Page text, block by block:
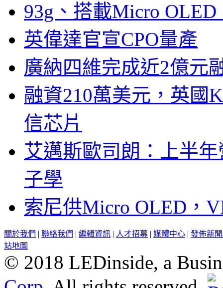
93g、搭載Micro
英偉達官宣CPO量產
廣納四維完成近2億元
融資210萬美元，英國
信芯片
艾邁斯歐司朗：上半
子學
索尼供Micro OLED，
關於我們 | 聯絡我們 | 編輯資訊 | 人才招募 | 媒體中心 | 發佈新
站地圖
© 2018 LEDinside, a